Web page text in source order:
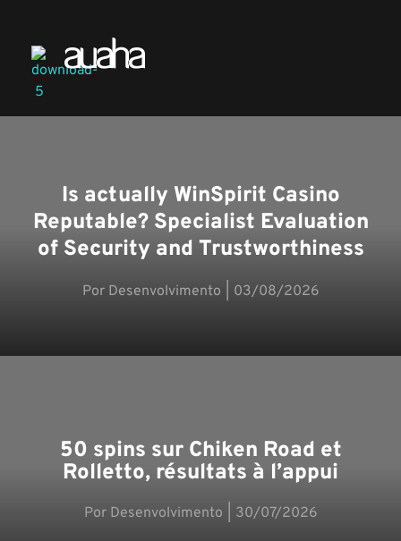
Desenvolvimento 03/08/2026
Is actually WinSpirit Casino
Reputable? Specialist Evaluation
of Security and Trustworthiness
Desenvolvimento 30/07/2026
50 spins sur Chiken Road et
Rolletto, résultats à l’appui